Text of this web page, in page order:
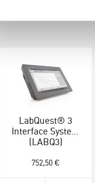
LabQuest® 3
Interface System
(LABQ3)
752,50 €